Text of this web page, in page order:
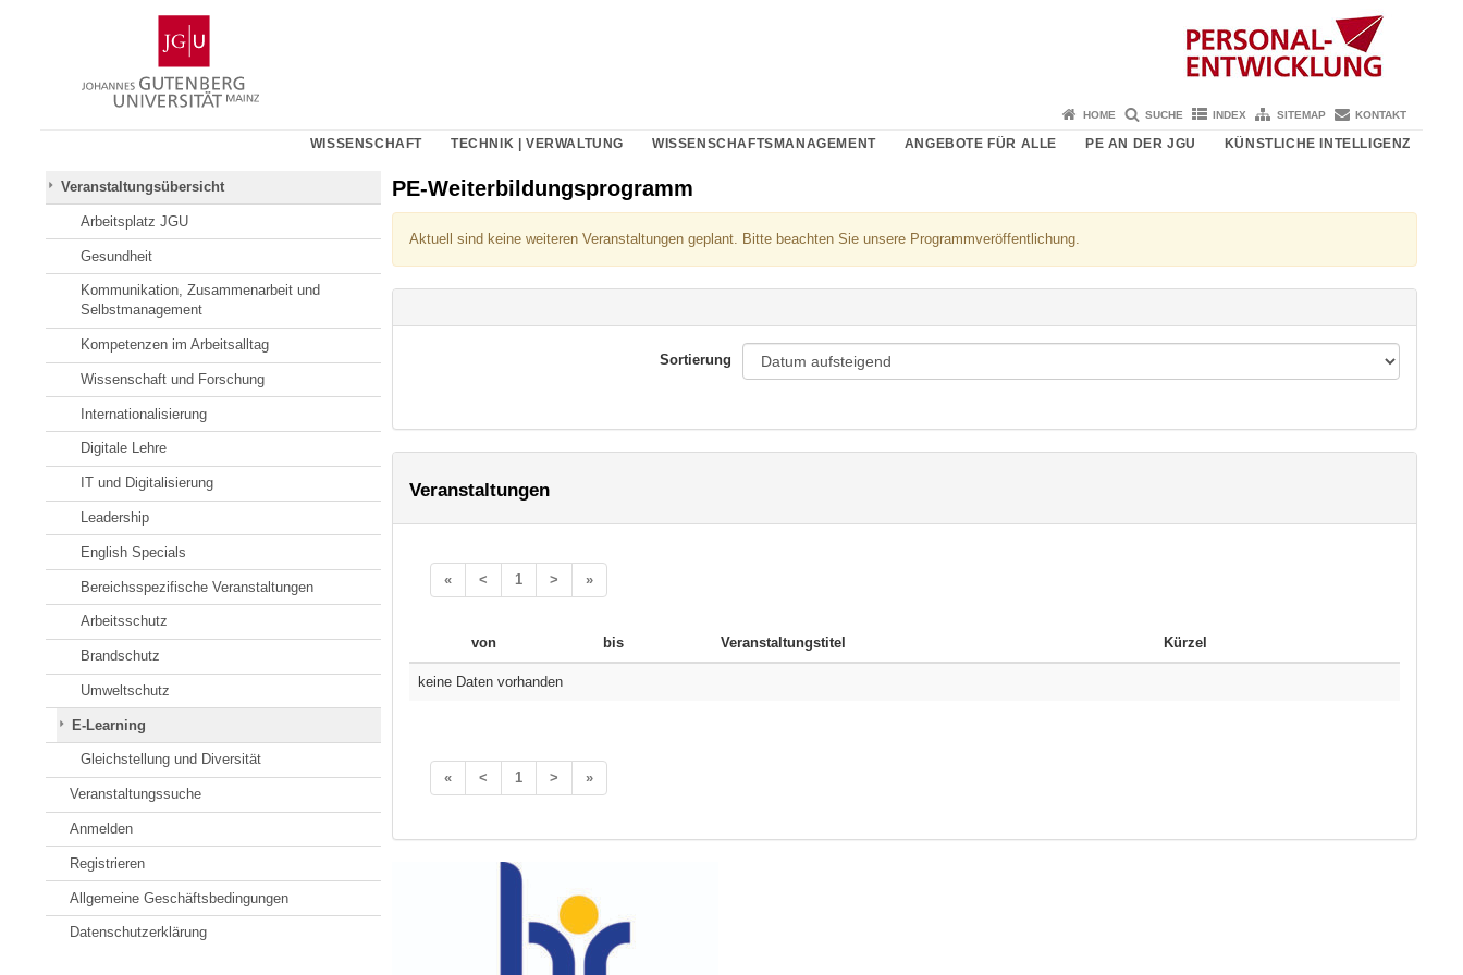
Gutenberg-
Universität
Mainz
HOME SUCHE INDEX SITEMAP KONTAKT
WISSENSCHAFT TECHNIK | VERWALTUNG WISSENSCHAFTSMANAGEMENT ANGEBOTE FÜR ALLE PE AN DER JGU KÜNSTLICHE INTELLIGENZ
Veranstaltungsübersicht
Arbeitsplatz JGU
Gesundheit
Kommunikation, Zusammenarbeit und
Selbstmanagement
Kompetenzen im Arbeitsalltag
Wissenschaft und Forschung
Internationalisierung
Digitale Lehre
IT und Digitalisierung
Leadership
English Specials
Bereichsspezifische Veranstaltungen
Arbeitsschutz
Brandschutz
Umweltschutz
E-Learning
Gleichstellung und Diversität
Veranstaltungssuche
Anmelden
Registrieren
Allgemeine Geschäftsbedingungen
Datenschutzerklärung
PE-Weiterbildungsprogramm
Aktuell sind keine weiteren Veranstaltungen geplant. Bitte beachten Sie unsere Programmveröffentlichung.
Sortierung
Veranstaltungen
« < 1 > »
von bis Veranstaltungstitel Kürzel
keine Daten vorhanden
« < 1 > »